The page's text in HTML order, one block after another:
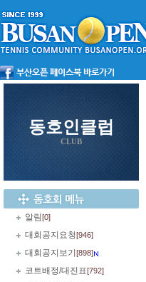
동호인클럽
CLUB
알림[0]
대회공지요청[946]
대회공지보기 [898]
코트배정/대진표[792]